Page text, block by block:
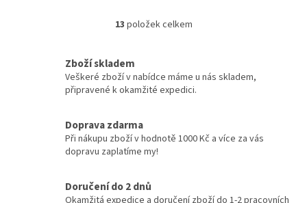
O
d
a
p
r
v
v
13 položek celkem
Zboží skladem
Veškeré zboží v nabídce máme u nás skladem,
připravené k okamžité expedici.
Doprava zdarma
Při nákupu zboží v hodnotě 1000 Kč a více za vás
dopravu zaplatíme my!
Doručení do 2 dnů